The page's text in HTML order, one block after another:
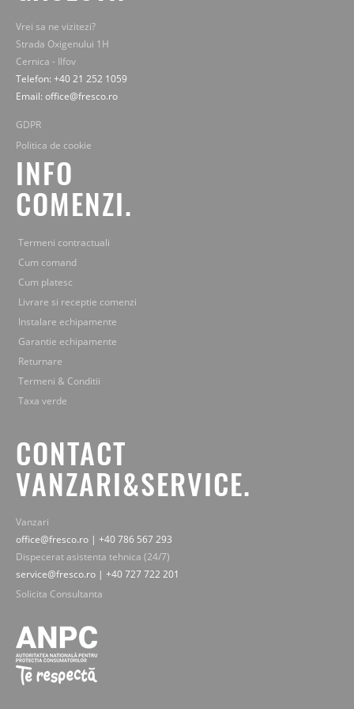
Vrei sa ne vizitezi?
Strada Oxigenului 1H
Cernica - Ilfov
Telefon: +40 21 252 1059
Email: office@fresco.ro
GDPR
Politica de cookie
INFO
COMENZI.
Termeni contractuali
Cum comand
Cum platesc
Livrare si receptie comenzi
Instalare echipamente
Garantie echipamente
Returnare
Termeni & Conditii
Taxa verde
CONTACT
VANZARI&SERVICE.
Vanzari
office@fresco.ro | +40 786 567 293
Dispecerat asistenta tehnica (24/7)
service@fresco.ro | +40 727 722 201
Solicita Consultanta